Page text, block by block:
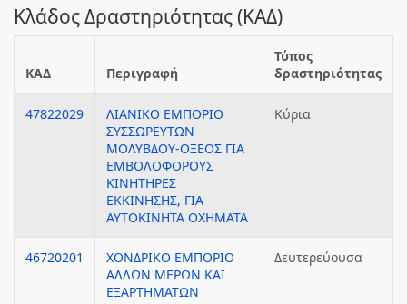
Κλάδος Δραστηριότητας (ΚΑΔ)
ΚΑΔ Περιγραφή
Τύπος
δραστηριότητας
47822029
ΛΙΑΝΙΚΟ ΕΜΠΟΡΙΟ
ΣΥΣΣΩΡΕΥΤΩΝ
ΜΟΛΥΒΔΟΥ-ΟΞΕΟΣ ΓΙΑ
ΕΜΒΟΛΟΦΟΡΟΥΣ
ΚΙΝΗΤΗΡΕΣ
ΕΚΚΙΝΗΣΗΣ, ΓΙΑ
ΑΥΤΟΚΙΝΗΤΑ ΟΧΗΜΑΤΑ
Κύρια
46720201
ΧΟΝΔΡΙΚΟ ΕΜΠΟΡΙΟ
ΑΛΛΩΝ ΜΕΡΩΝ ΚΑΙ
ΕΞΑΡΤΗΜΑΤΩΝ
Δευτερεύουσα